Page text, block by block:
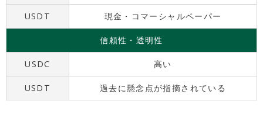
USDT 現金・コマーシャルペーパー
信頼性・透明性
USDC 高い
USDT 過去に懸念点が指摘されている